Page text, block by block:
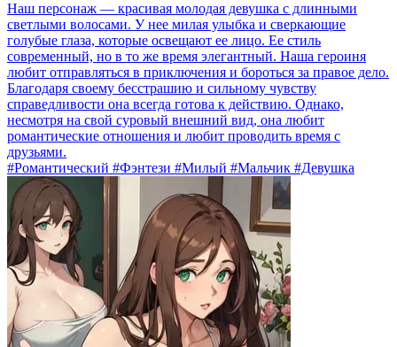
Наш персонаж — красивая молодая девушка с длинными
светлыми волосами. У нее милая улыбка и сверкающие
голубые глаза, которые освещают ее лицо. Ее стиль
современный, но в то же время элегантный. Наша героиня
любит отправляться в приключения и бороться за правое дело.
Благодаря своему бесстрашию и сильному чувству
справедливости она всегда готова к действию. Однако,
несмотря на свой суровый внешний вид, она любит
романтические отношения и любит проводить время с
друзьями.
#Романтический #Фэнтези #Милый #Мальчик #Девушка